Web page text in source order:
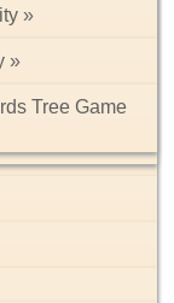
Tree Game